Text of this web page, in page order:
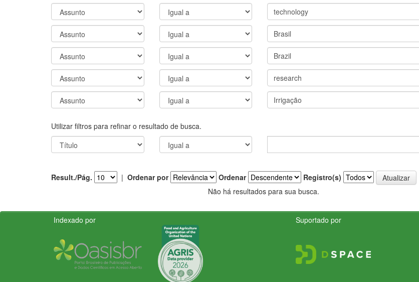
Utilizar filtros para refinar o resultado de busca.
Result./Pág. | Ordenar por Ordenar
Registro(s)
Não há resultados para sua busca.
Indexado por Suportado por